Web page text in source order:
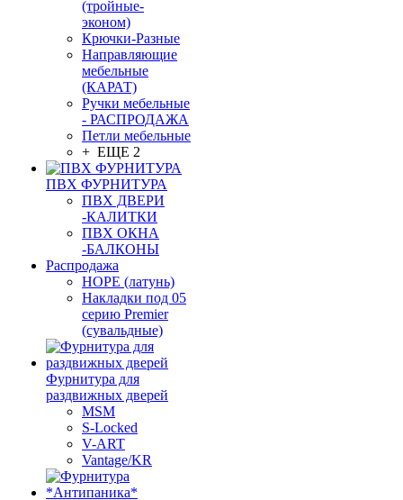
(тройные-
эконом)
Крючки-Разные
Направляющие
мебельные
(КАРАТ)
Ручки мебельные
- РАСПРОДАЖА
Петли мебельные
+ ЕЩЕ 2
ПВХ ФУРНИТУРА
ПВХ ДВЕРИ
-КАЛИТКИ
ПВХ ОКНА
-БАЛКОНЫ
Распродажа
HOPE (латунь)
Накладки под 05
серию Premier
(сувальдные)
Фурнитура для
раздвижных дверей
MSM
S-Locked
V-ART
Vantage/KR